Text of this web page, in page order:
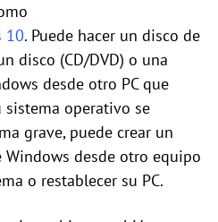
10. Puede hacer un disco de
disco (CD/DVD) o una
desde otro PC que
sistema operativo se
grave, puede crear un
desde otro equipo
o restablecer su PC.